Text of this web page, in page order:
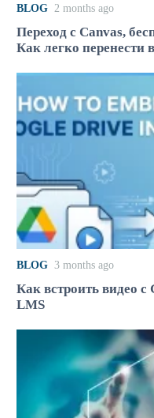
BLOG 2 months ago
Переход с Canvas,
Как легко перенести
BLOG 3 months ago
Как встроить видео с
LMS